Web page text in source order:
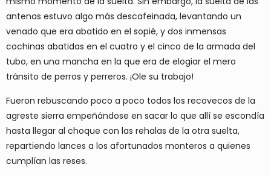
antenas estuvo algo más descafeinada, levantando un
venado que era abatido en el sopié, y dos inmensas
cochinas abatidas en el cuatro y el cinco de la armada del
tubo, en una mancha en la que era de elogiar el mero
tránsito de perros y perreros. ¡Ole su trabajo!
Fueron rebuscando poco a poco todos los recovecos de la
agreste sierra empeñándose en sacar lo que allí se escondía
hasta llegar al choque con las rehalas de la otra suelta,
repartiendo lances a los afortunados monteros a quienes
cumplían las reses.